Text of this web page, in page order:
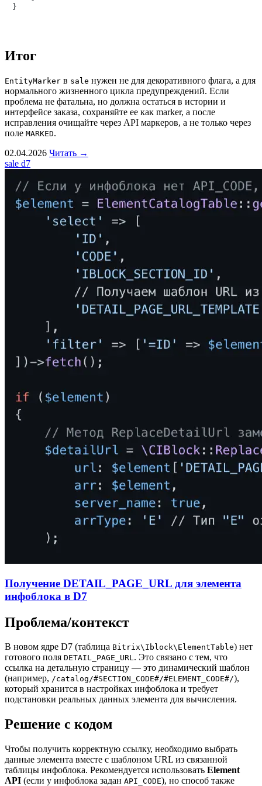
Итог
EntityMarker в sale нужен не для декоративного флага, а для
нормального жизненного цикла предупреждений. Если
проблема не фатальна, но должна остаться в истории и
интерфейсе заказа, сохраняйте ее как marker, а после
исправления очищайте через API маркеров, а не только через
поле MARKED.
02.04.2026 Читать →
sale d7
Получение DETAIL_PAGE_URL для элемента
инфоблока в D7
Проблема/контекст
В новом ядре D7 (таблица Bitrix\Iblock\ElementTable) нет
готового поля DETAIL_PAGE_URL. Это связано с тем, что
ссылка на детальную страницу — это динамический шаблон
(например, /catalog/#SECTION_CODE#/#ELEMENT_CODE#/),
который хранится в настройках инфоблока и требует
подстановки реальных данных элемента для вычисления.
Решение с кодом
Чтобы получить корректную ссылку, необходимо выбрать
данные элемента вместе с шаблоном URL из связанной
таблицы инфоблока. Рекомендуется использовать Element
API (если у инфоблока задан API_CODE), но способ также